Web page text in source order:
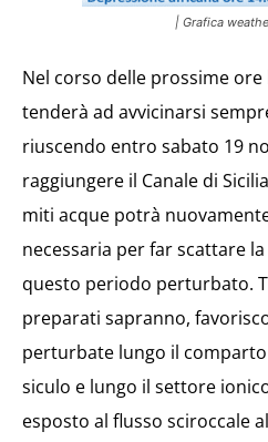
| Grafica
Nel corso delle prossime
tenderà ad avvicinarsi
riuscendo entro sabato 19
raggiungere il Canale di
miti acque potrà
necessaria per far scattare
questo periodo perturbato.
preparati sapranno,
perturbate lungo il
siculo e lungo il settore
esposto al flusso sciroccale